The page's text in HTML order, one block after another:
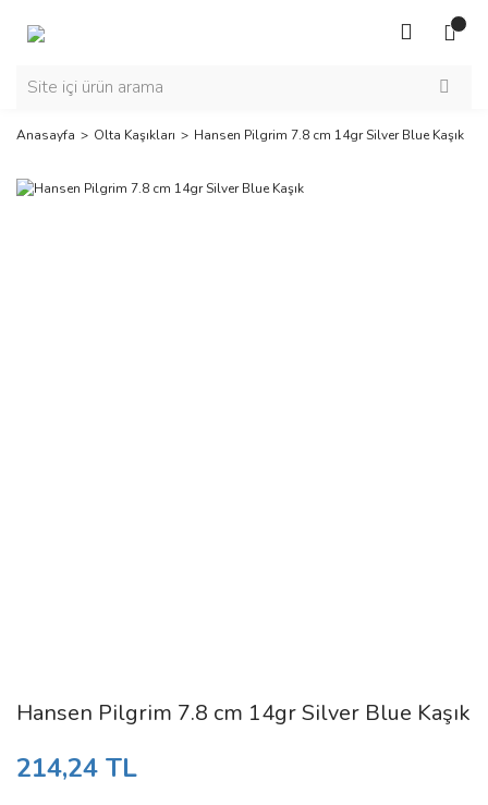
Anasayfa Olta Kaşıkları Hansen Pilgrim 7.8 cm 14gr Silver Blue Kaşık
Hansen Pilgrim 7.8 cm 14gr Silver Blue Kaşık
214,24 TL